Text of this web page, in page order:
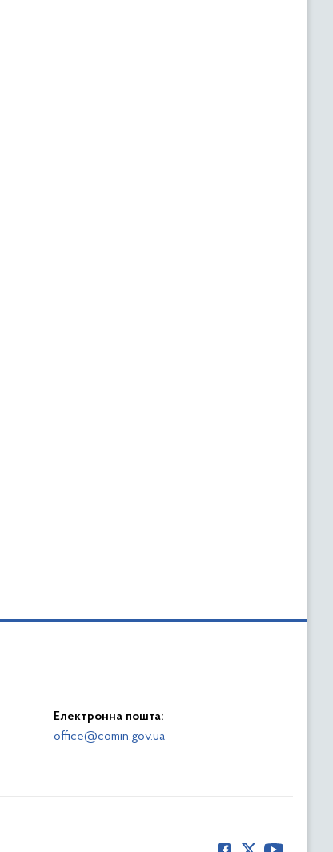
Електронна пошта:
office@comin.gov.ua